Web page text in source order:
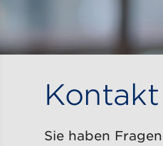
Kontakt
Sie haben